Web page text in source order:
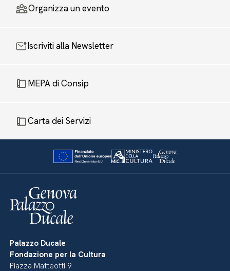
Organizza un evento
Iscriviti alla Newsletter
MEPA di Consip
Carta dei Servizi
Palazzo Ducale
Fondazione per la Cultura
Piazza Matteotti 9